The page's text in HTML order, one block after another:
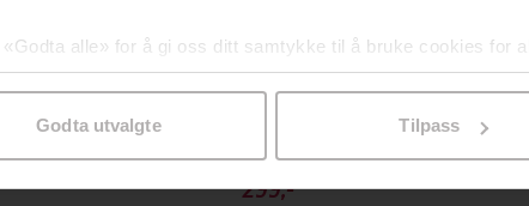
alle» for å gi oss ditt samtykke til å bruke cookies for
til spesifikke formål ved å klikke på «Tilpass». Du kan når
Godta utvalgte Tilpass
299,-